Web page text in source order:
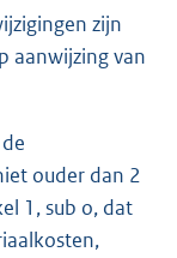
zijn
aanwijzing van
ouder dan 2
1, sub o, dat